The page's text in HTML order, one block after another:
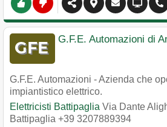
G.F.E. Automazioni di
G.F.E. Automazioni - Azienda che
impiantistico elettrico.
Elettricisti Battipaglia Via Dante
Battipaglia +39 3207889394